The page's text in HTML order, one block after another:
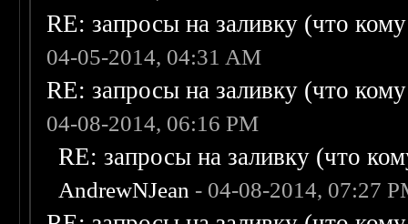
RE: запросы на заливку (что
04-05-2014, 04:31 AM
RE: запросы на заливку (что
04-08-2014, 06:16 PM
RE: запросы на заливку (что
AndrewNJean - 04-08-2014, 07:27